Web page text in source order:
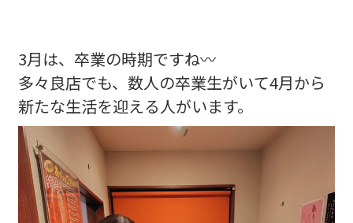
3月は、卒業の時期ですね〰️
多々良店でも、数人の卒業生がいて4月から
新たな生活を迎える人がいます。